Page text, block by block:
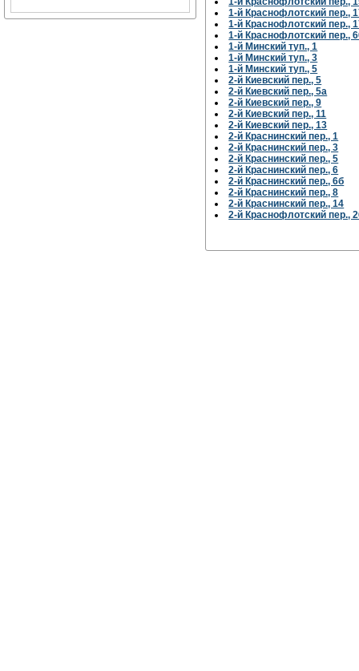
1-й Краснофлотский пер.,
1-й Краснофлотский пер.,
1-й Краснофлотский пер.,
1-й Минский туп., 1
1-й Минский туп., 3
1-й Минский туп., 5
2-й Киевский пер., 5
2-й Киевский пер., 5а
2-й Киевский пер., 9
2-й Киевский пер., 11
2-й Киевский пер., 13
2-й Краснинский пер., 1
2-й Краснинский пер., 3
2-й Краснинский пер., 5
2-й Краснинский пер., 6
2-й Краснинский пер., 6б
2-й Краснинский пер., 8
2-й Краснинский пер., 14
2-й Краснофлотский пер.,